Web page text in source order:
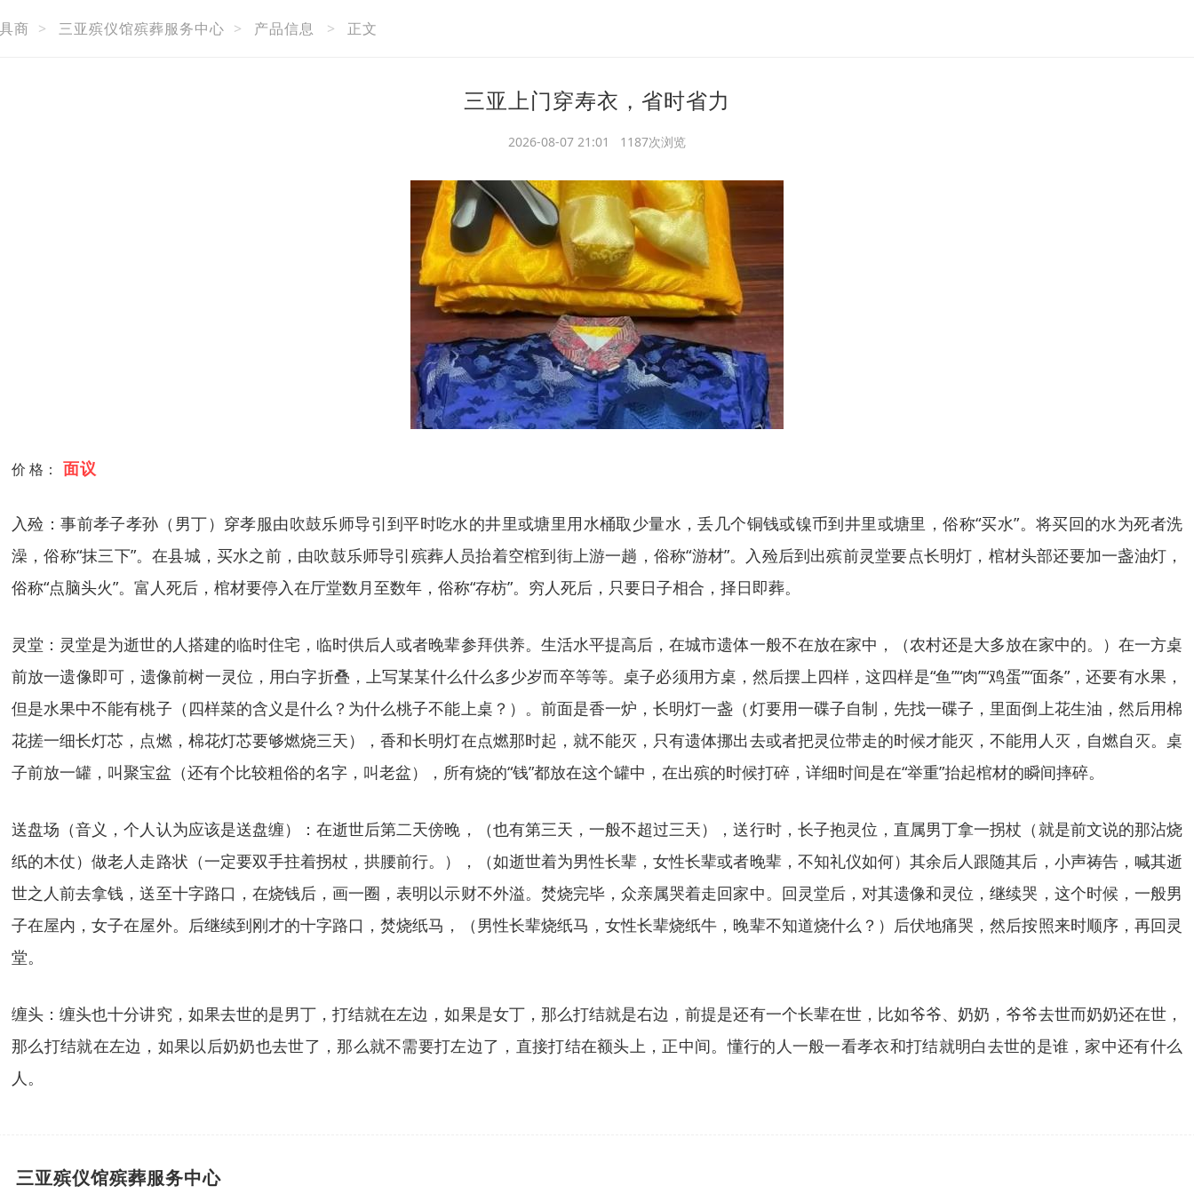
商 > 三亚殡仪馆殡葬服务中心 > 产品信息 > 正文
三亚上门穿寿衣，省时省力
2026-08-07 21:01 1187次浏览
价 格： 面议
入殓：事前孝子孝孙（男丁）穿孝服由吹鼓乐师导引到平时吃水的井里或塘里用水桶取少量水，丢几个铜钱或镍币到井里或塘里，俗称“买水”。将买回的水为死者洗
澡，俗称“抹三下”。在县城，买水之前，由吹鼓乐师导引殡葬人员抬着空棺到街上游一趟，俗称“游材”。入殓后到出殡前灵堂要点长明灯，棺材头部还要加一盏油灯，
俗称“点脑头火”。富人死后，棺材要停入在厅堂数月至数年，俗称“存枋”。穷人死后，只要日子相合，择日即葬。
灵堂：灵堂是为逝世的人搭建的临时住宅，临时供后人或者晚辈参拜供养。生活水平提高后，在城市遗体一般不在放在家中，（农村还是大多放在家中的。）在一方桌
前放一遗像即可，遗像前树一灵位，用白字折叠，上写某某什么什么多少岁而卒等等。桌子必须用方桌，然后摆上四样，这四样是“鱼”“肉”“鸡蛋”“面条”，还要有水果，
但是水果中不能有桃子（四样菜的含义是什么？为什么桃子不能上桌？）。前面是香一炉，长明灯一盏（灯要用一碟子自制，先找一碟子，里面倒上花生油，然后用棉
花搓一细长灯芯，点燃，棉花灯芯要够燃烧三天），香和长明灯在点燃那时起，就不能灭，只有遗体挪出去或者把灵位带走的时候才能灭，不能用人灭，自燃自灭。桌
子前放一罐，叫聚宝盆（还有个比较粗俗的名字，叫老盆），所有烧的“钱”都放在这个罐中，在出殡的时候打碎，详细时间是在“举重”抬起棺材的瞬间摔碎。
送盘场（音义，个人认为应该是送盘缠）：在逝世后第二天傍晚，（也有第三天，一般不超过三天），送行时，长子抱灵位，直属男丁拿一拐杖（就是前文说的那沾烧
纸的木仗）做老人走路状（一定要双手拄着拐杖，拱腰前行。），（如逝世着为男性长辈，女性长辈或者晚辈，不知礼仪如何）其余后人跟随其后，小声祷告，喊其逝
世之人前去拿钱，送至十字路口，在烧钱后，画一圈，表明以示财不外溢。焚烧完毕，众亲属哭着走回家中。回灵堂后，对其遗像和灵位，继续哭，这个时候，一般男
子在屋内，女子在屋外。后继续到刚才的十字路口，焚烧纸马，（男性长辈烧纸马，女性长辈烧纸牛，晚辈不知道烧什么？）后伏地痛哭，然后按照来时顺序，再回灵
堂。
缠头：缠头也十分讲究，如果去世的是男丁，打结就在左边，如果是女丁，那么打结就是右边，前提是还有一个长辈在世，比如爷爷、奶奶，爷爷去世而奶奶还在世，
那么打结就在左边，如果以后奶奶也去世了，那么就不需要打左边了，直接打结在额头上，正中间。懂行的人一般一看孝衣和打结就明白去世的是谁，家中还有什么
人。
三亚殡仪馆殡葬服务中心